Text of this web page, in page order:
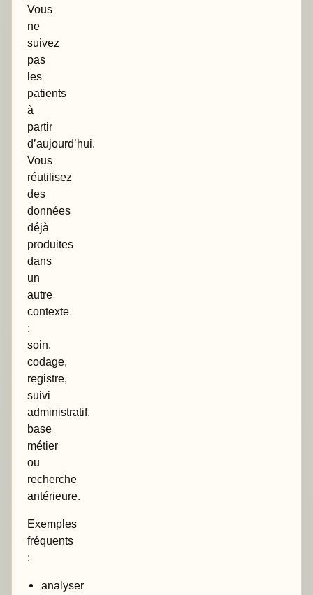
Vous
ne
suivez
pas
les
patients
à
partir
d’aujourd’hui.
Vous
réutilisez
des
données
déjà
produites
dans
un
autre
contexte
:
soin,
codage,
registre,
suivi
administratif,
base
métier
ou
recherche
antérieure.
Exemples
fréquents
:
analyser